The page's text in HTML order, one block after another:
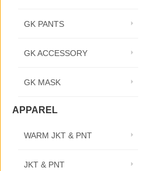
GK PANTS
GK ACCESSORY
GK MASK
APPAREL
WARM JKT & PNT
JKT & PNT